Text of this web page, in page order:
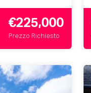
€225,000
Prezzo Richiesto